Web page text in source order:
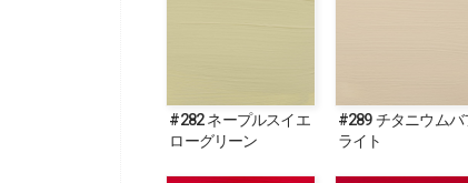
#282 ネープルスイエ
ローグリーン
#289 チタニウムバ
ライト